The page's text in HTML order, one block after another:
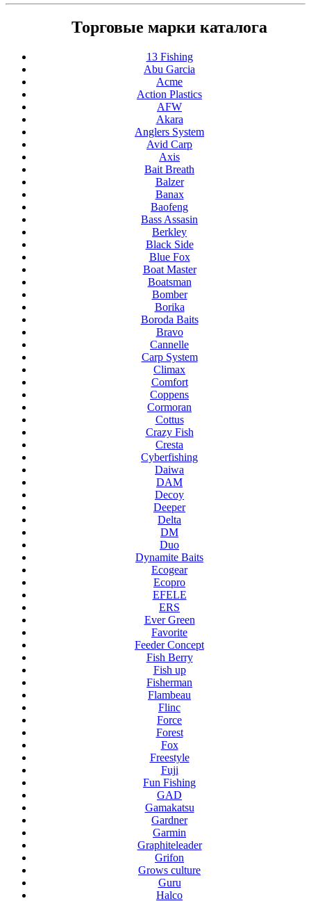
Торговые марки каталога
13 Fishing
Abu Garcia
Acme
Action Plastics
AFW
Akara
Anglers System
Avid Carp
Axis
Bait Breath
Balzer
Banax
Baofeng
Bass Assasin
Berkley
Black Side
Blue Fox
Boat Master
Boatsman
Bomber
Borika
Boroda Baits
Bravo
Cannelle
Carp System
Climax
Comfort
Coppens
Cormoran
Cottus
Crazy Fish
Cresta
Cyberfishing
Daiwa
DAM
Decoy
Deeper
Delta
DM
Duo
Dynamite Baits
Ecogear
Ecopro
EFELE
ERS
Ever Green
Favorite
Feeder Concept
Fish Berry
Fish up
Fisherman
Flambeau
Flinc
Force
Forest
Fox
Freestyle
Fuji
Fun Fishing
GAD
Gamakatsu
Gardner
Garmin
Graphiteleader
Grifon
Grows culture
Guru
Halco